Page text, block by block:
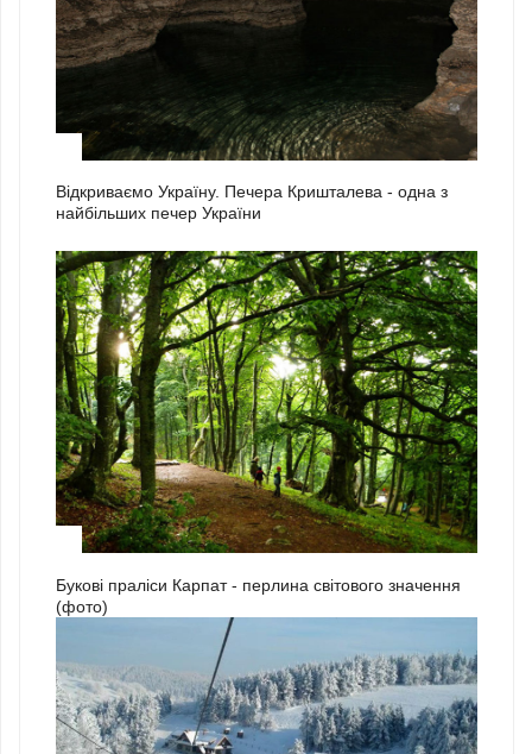
Відкриваємо Україну. Печера Кришталева - одна з
найбільших печер України
Букові праліси Карпат - перлина світового значення
(фото)